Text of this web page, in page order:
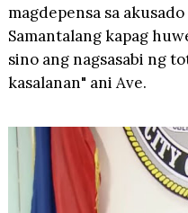
magdepensa sa
Samantalang kapag
sino ang nagsasabi ng
kasalanan" ani Ave.